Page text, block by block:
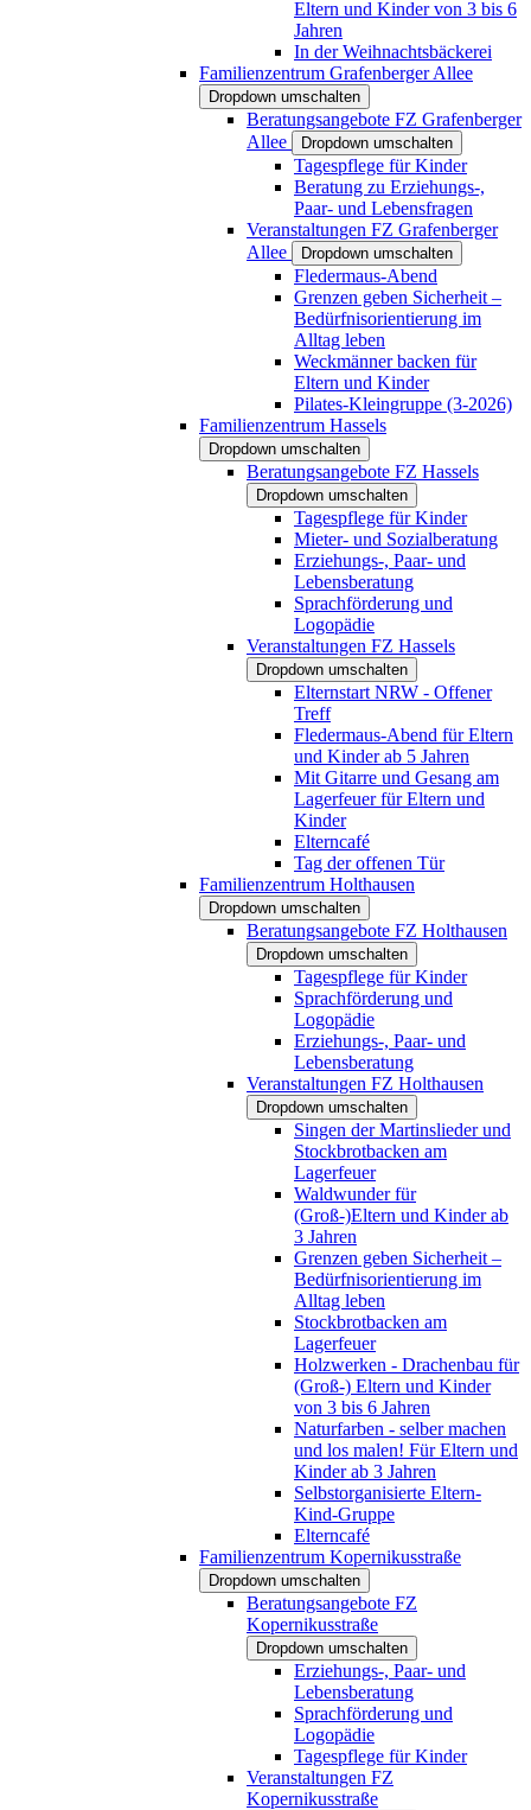
Eltern und Kinder von 3 bis 6
Jahren
In der Weihnachtsbäckerei
Familienzentrum Grafenberger Allee
Dropdown umschalten
Beratungsangebote FZ Grafenberger
Allee
Dropdown umschalten
Tagespflege für Kinder
Beratung zu Erziehungs-,
Paar- und Lebensfragen
Veranstaltungen FZ Grafenberger
Allee
Dropdown umschalten
Fledermaus-Abend
Grenzen geben Sicherheit –
Bedürfnisorientierung im
Alltag leben
Weckmänner backen für
Eltern und Kinder
Pilates-Kleingruppe (3-2026)
Familienzentrum Hassels
Dropdown umschalten
Beratungsangebote FZ Hassels
Dropdown umschalten
Tagespflege für Kinder
Mieter- und Sozialberatung
Erziehungs-, Paar- und
Lebensberatung
Sprachförderung und
Logopädie
Veranstaltungen FZ Hassels
Dropdown umschalten
Elternstart NRW - Offener
Treff
Fledermaus-Abend für Eltern
und Kinder ab 5 Jahren
Mit Gitarre und Gesang am
Lagerfeuer für Eltern und
Kinder
Elterncafé
Tag der offenen Tür
Familienzentrum Holthausen
Dropdown umschalten
Beratungsangebote FZ Holthausen
Dropdown umschalten
Tagespflege für Kinder
Sprachförderung und
Logopädie
Erziehungs-, Paar- und
Lebensberatung
Veranstaltungen FZ Holthausen
Dropdown umschalten
Singen der Martinslieder und
Stockbrotbacken am
Lagerfeuer
Waldwunder für
(Groß-)Eltern und Kinder ab
3 Jahren
Grenzen geben Sicherheit –
Bedürfnisorientierung im
Alltag leben
Stockbrotbacken am
Lagerfeuer
Holzwerken - Drachenbau für
(Groß-) Eltern und Kinder
von 3 bis 6 Jahren
Naturfarben - selber machen
und los malen! Für Eltern und
Kinder ab 3 Jahren
Selbstorganisierte Eltern-
Kind-Gruppe
Elterncafé
Familienzentrum Kopernikusstraße
Dropdown umschalten
Beratungsangebote FZ
Kopernikusstraße
Dropdown umschalten
Erziehungs-, Paar- und
Lebensberatung
Sprachförderung und
Logopädie
Tagespflege für Kinder
Veranstaltungen FZ
Kopernikusstraße